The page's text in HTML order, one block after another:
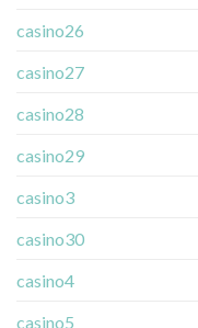
casino26
casino27
casino28
casino29
casino3
casino30
casino4
casino5